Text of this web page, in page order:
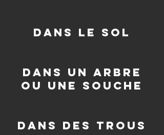
dans le sol
dans un arbre
ou une souche
Dans des trous